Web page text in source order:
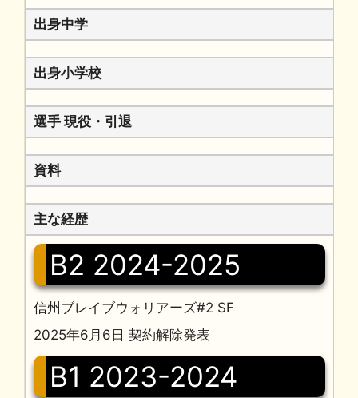
出身中学
出身小学校
選手 現役・引退
資料
主な経歴
B2 2024-2025
信州ブレイブウォリアーズ#2 SF
2025年6月6日 契約解除発表
B1 2023-2024